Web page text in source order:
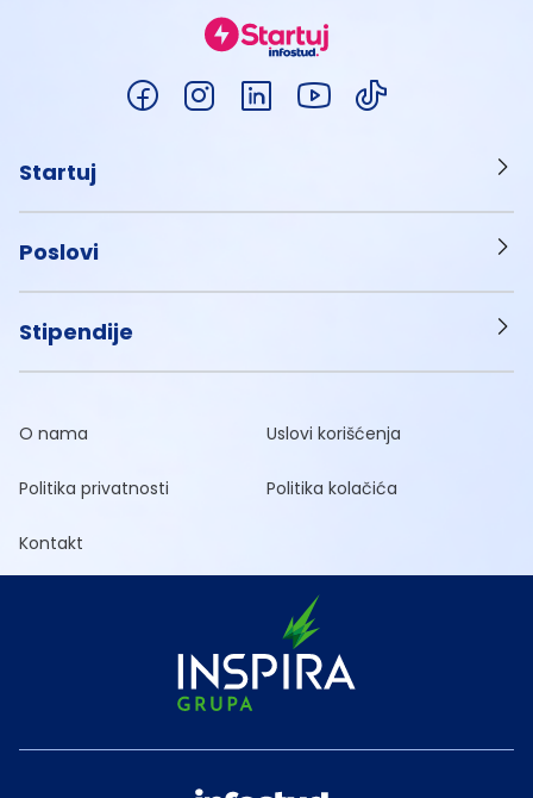
Startuj
Poslovi
Stipendije
O nama Uslovi korišćenja
Politika privatnosti Politika kolačića
Kontakt